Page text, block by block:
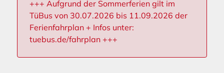
+++ Aufgrund der Sommerferien gilt im
TüBus von 30.07.2026 bis 11.09.2026 der
Ferienfahrplan + Infos unter:
tuebus.de/fahrplan +++